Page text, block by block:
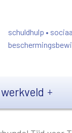
schuldhulp •
werkveld